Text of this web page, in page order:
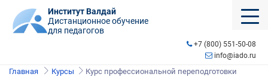
Институт Валдай
Дистанционное обучение
для педагогов
+7 (800) 551-50-08
info@iado.ru
Главная Курсы Курс профессиональной переподготовки